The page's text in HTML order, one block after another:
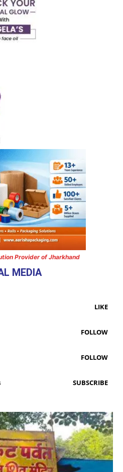
Provider of Jharkhand
MEDIA
LIKE
FOLLOW
FOLLOW
SUBSCRIBE